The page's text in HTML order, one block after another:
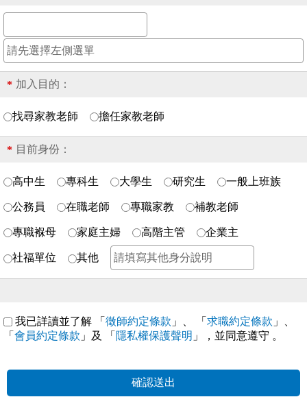
* 加入目的：
找尋家教老師 擔任家教老師
* 目前身份：
高中生 專科生 大學生 研究生 一般上班族
公務員 在職老師 專職家教 補教老師
專職褓母 家庭主婦 高階主管 企業主
社福單位 其他
我已詳讀並了解 「 徵師約定條款 」、 「 求職約定條款 」、
「 會員約定條款 」及 「 隱私權保護聲明 」，並同意遵守 。
確認送出